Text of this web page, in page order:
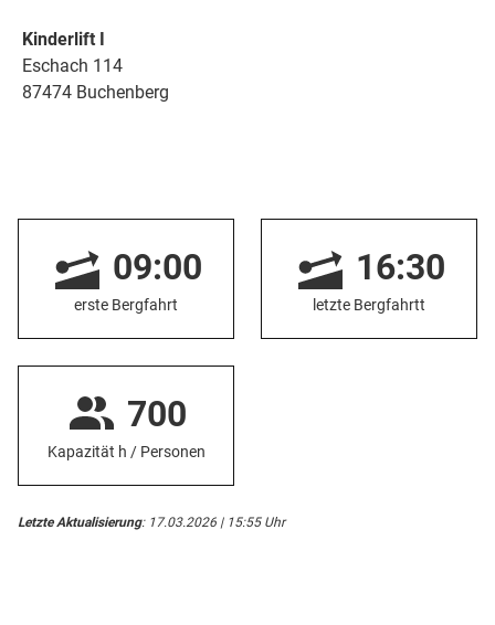
Kinderlift I
Eschach 114
87474 Buchenberg
09:00
erste Bergfahrt
16:30
letzte Bergfahrtt
700
Kapazität h / Personen
Letzte Aktualisierung: 17.03.2026 | 15:55 Uhr